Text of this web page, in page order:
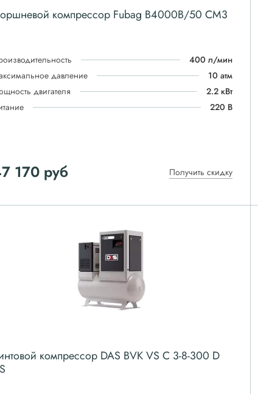
компрессор Fubag B4000B/50 CM3
400 л/мин
давление
10 атм
двигателя
2.2 кВт
220 В
170 руб Получить скидку
компрессор DAS BVK VS C 3-8-300 D